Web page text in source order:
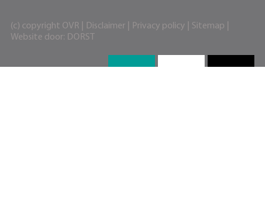
(c) copyright OVR | Disclaimer| Privacy policy Sitemap
Website door: DORST